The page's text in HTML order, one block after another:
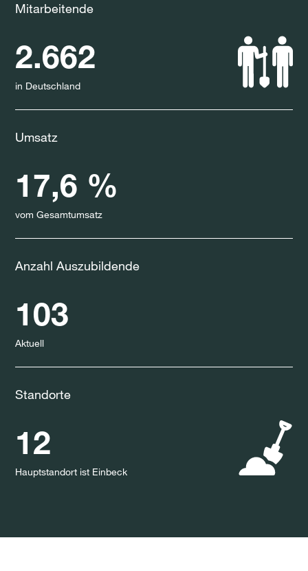
Mitarbeitende
2.662
in Deutschland
Umsatz
17,6 %
vom Gesamtumsatz
Anzahl Auszubildende
103
Aktuell
Standorte
12
Hauptstandort ist Einbeck